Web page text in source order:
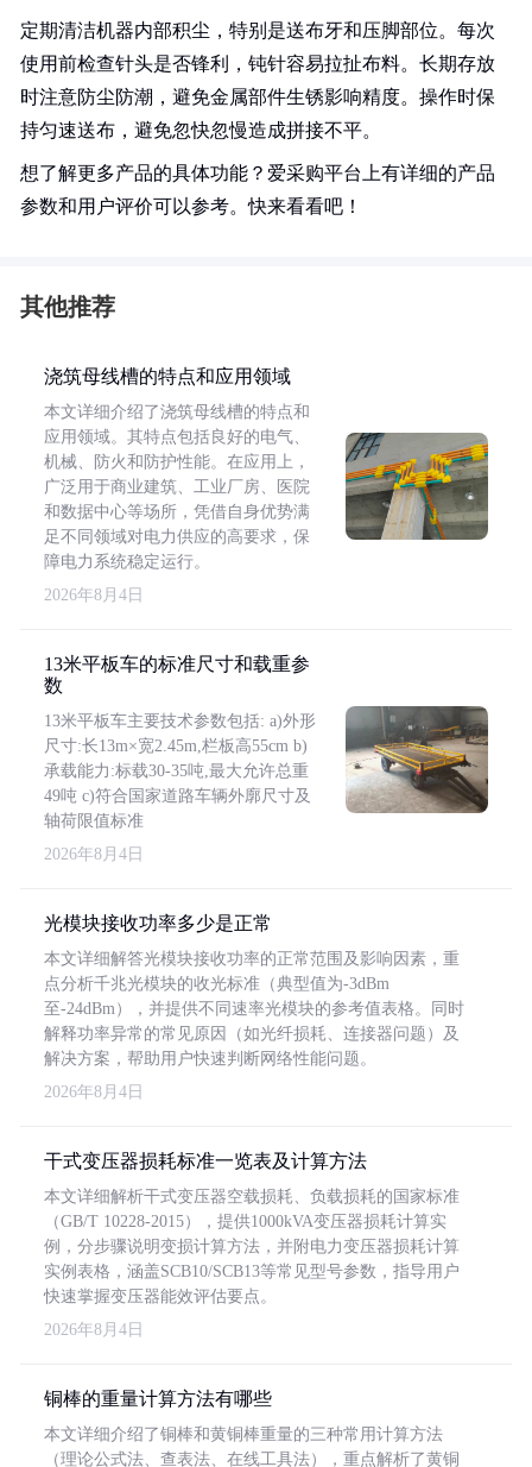
定期清洁机器内部积尘，特别是送布牙和压脚部位。每次
使用前检查针头是否锋利，钝针容易拉扯布料。长期存放
时注意防尘防潮，避免金属部件生锈影响精度。操作时保
持匀速送布，避免忽快忽慢造成拼接不平。
想了解更多产品的具体功能？爱采购平台上有详细的产品
参数和用户评价可以参考。快来看看吧！
其他推荐
浇筑母线槽的特点和应用领域
本文详细介绍了浇筑母线槽的特点和
应用领域。其特点包括良好的电气、
机械、防火和防护性能。在应用上，
广泛用于商业建筑、工业厂房、医院
和数据中心等场所，凭借自身优势满
足不同领域对电力供应的高要求，保
障电力系统稳定运行。
2026年8月4日
13米平板车的标准尺寸和载重参
数
13米平板车主要技术参数包括: a)外形
尺寸:长13m×宽2.45m,栏板高55cm b)
承载能力:标载30-35吨,最大允许总重
49吨 c)符合国家道路车辆外廓尺寸及
轴荷限值标准
2026年8月4日
光模块接收功率多少是正常
本文详细解答光模块接收功率的正常范围及影响因素，重
点分析千兆光模块的收光标准（典型值为-3dBm
至-24dBm），并提供不同速率光模块的参考值表格。同时
解释功率异常的常见原因（如光纤损耗、连接器问题）及
解决方案，帮助用户快速判断网络性能问题。
2026年8月4日
干式变压器损耗标准一览表及计算方法
本文详细解析干式变压器空载损耗、负载损耗的国家标准
（GB/T 10228-2015），提供1000kVA变压器损耗计算实
例，分步骤说明变损计算方法，并附电力变压器损耗计算
实例表格，涵盖SCB10/SCB13等常见型号参数，指导用户
快速掌握变压器能效评估要点。
2026年8月4日
铜棒的重量计算方法有哪些
本文详细介绍了铜棒和黄铜棒重量的三种常用计算方法
（理论公式法、查表法、在线工具法），重点解析了黄铜